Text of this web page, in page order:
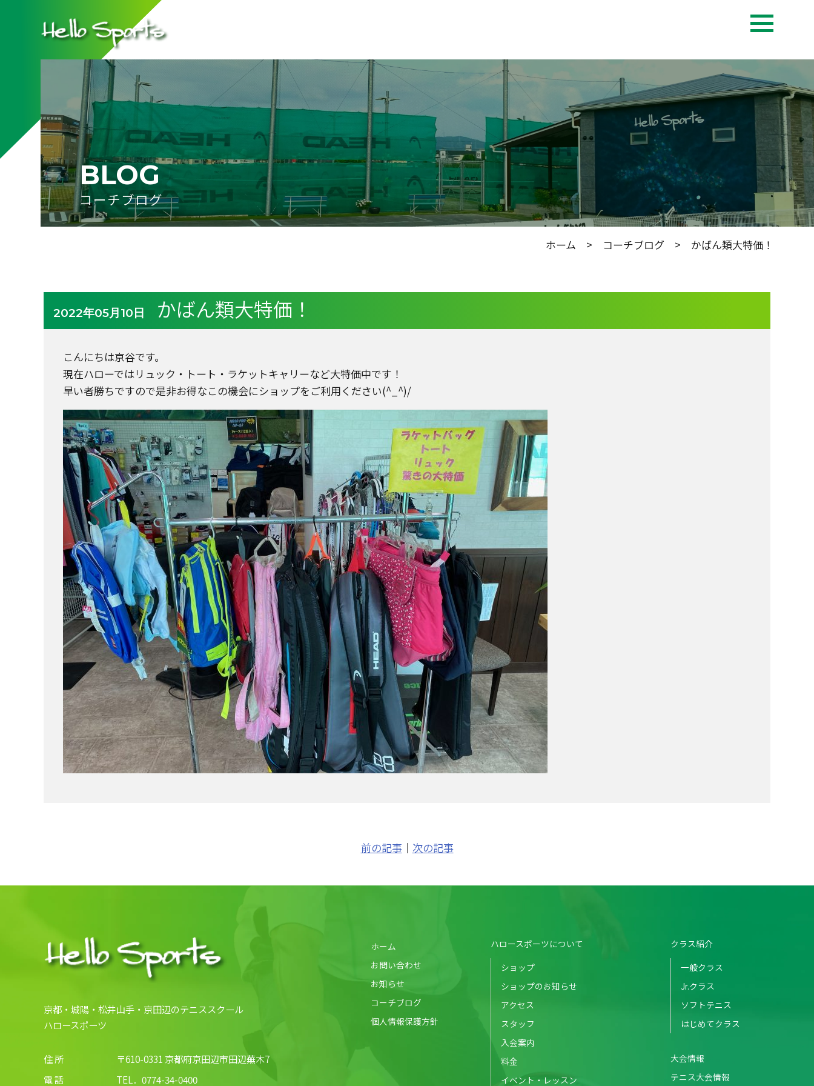
BLOG
コーチブログ
ホーム > コーチブログ > かばん類大特価！
2022年05月10日 かばん類大特価！
こんにちは京谷です。
現在ハローではリュック・トート・ラケットキャリーなど大特価中です！
早い者勝ちですので是非お得なこの機会にショップをご利用ください(^_^)/
前の記事｜ 次の記事
京都・城陽・松井山手・京田辺のテニススクール
ハロースポーツ
住 所
〒610-0331 京都府京田辺市田辺蕪木7
電 話
TEL． 0774-34-0400
ホーム
お問い合わせ
お知らせ
コーチブログ
個人情報保護方針
ハロースポーツについて
ショップ
ショップのお知らせ
アクセス
スタッフ
入会案内
料金
イベント・レッスン
クラス紹介
一般クラス
Jr.クラス
ソフトテニス
はじめてクラス
大会情報
テニス大会情報